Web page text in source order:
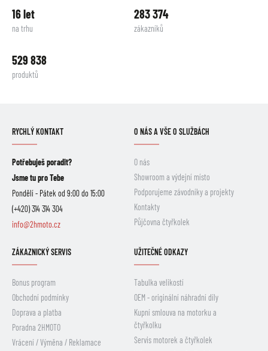
16 let
na trhu
283 374
zákazníků
529 838
produktů
RYCHLÝ KONTAKT
Potřebuješ poradit?
Jsme tu pro Tebe
Pondělí - Pátek od 9:00 do 15:00
(+420) 314 314 304
info@2hmoto.cz
O NÁS A VŠE O SLUŽBÁCH
O nás
Showroom a výdejní místo
Podporujeme závodníky a projekty
Kontakty
Půjčovna čtyřkolek
ZÁKAZNICKÝ SERVIS
Bonus program
Obchodní podmínky
Doprava a platba
Poradna 2HMOTO
Vrácení / Výměna / Reklamace
UŽITEČNÉ ODKAZY
Tabulka velikostí
OEM - originální náhradní díly
Kupní smlouva na motorku a
čtyřkolku
Servis motorek a čtyřkolek